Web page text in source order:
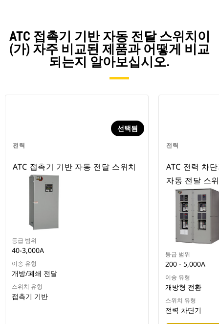
ATC 접촉기 기반 자동 전달 스위치이
(가) 자주 비교된 제품과 어떻게 비교
되는지 알아보십시오.
전력
선택됨
ATC 접촉기 기반 자동 전달 스위치
등급 범위
40-3,000A
이송 유형
개방/폐쇄 전달
스위치 유형
접촉기 기반
전력
ATC 전력 차
자동 전달 스
등급 범위
200 - 5,000A
이송 유형
개방형 전환
스위치 유형
전력 차단기